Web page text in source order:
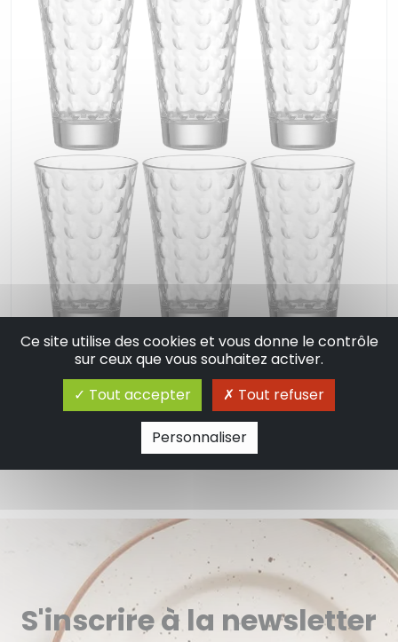
Lot de 6 verres long drink ciao optic -
leonardo
17.90 €
S'inscrire à la newsletter
Ce site utilise des cookies et vous donne le contrôle
sur ceux que vous souhaitez activer.
Tout accepter
Tout refuser
Personnaliser